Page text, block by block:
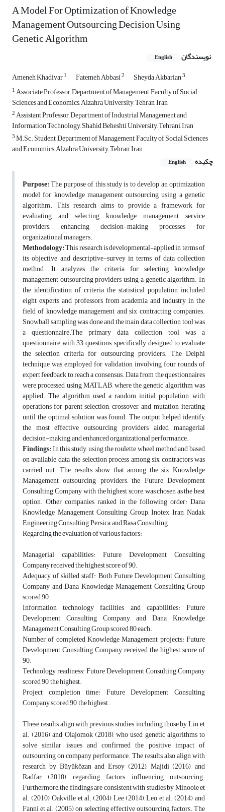
A Model For Optimization of Knowledge
Management Outsourcing Decision Using
Genetic Algorithm
نویسندگان English
Ameneh Khadivar1 Fatemeh Abbasi2 Sheyda Akbarian3
1Associate Professor, Department of Management, Faculty of Social
Sciences and Economics, Alzahra University, Tehran, Iran
2Assistant Professor, Department of Industrial Management and
Information Technology, Shahid Beheshti University, Tehrani, Iran
3M.Sc. Student, Department of Management, Faculty of Social Sciences
and Economics, Alzahra University, Tehran, Iran
چکیده
English
Purpose:The purpose of this study is to develop an optimization
model for knowledge management outsourcing using a genetic
algorithm. This research aims to provide a framework for
evaluating and selecting knowledge management service
providers, enhancing decision-making processes for
organizational managers.
Methodology:This research is developmental-applied in terms of
its objective and descriptive-survey in terms of data collection
method. It analyzes the criteria for selecting knowledge
management outsourcing providers using a genetic algorithm. In
the identification of criteria, the statistical population included
eight experts and professors from academia and industry in the
field of knowledge management and six contracting companies.
Snowball sampling was done and the main data collection tool was
a questionnaire.The primary data collection tool was a
questionnaire with 33 questions, specifically designed to evaluate
the selection criteria for outsourcing providers. The Delphi
technique was employed for validation, involving four rounds of
expert feedback to reach a consensus. Data from the questionnaires
were processed using MATLAB, where the genetic algorithm was
applied. The algorithm used a random initial population, with
operations for parent selection, crossover, and mutation, iterating
until the optimal solution was found. The output helped identify
the most effective outsourcing providers, aided managerial
decision-making, and enhanced organizational performance.
Findings:In this study, using the roulette wheel method and based
on available data, the selection process among six contractors was
carried out. The results show that among the six Knowledge
Management outsourcing providers, the Future Development
Consulting Company, with the highest score, was chosen as the best
option. Other companies ranked in the following order: Dana
Knowledge Management Consulting Group, Inotex Iran, Nadak
Engineering Consulting, Persica, and Rasa Consulting.
Regarding the evaluation of various factors:
Managerial capabilities: Future Development Consulting
Company received the highest score of 90.
Adequacy of skilled staff: Both Future Development Consulting
Company and Dana Knowledge Management Consulting Group
scored 90.
Information technology facilities and capabilities: Future
Development Consulting Company and Dana Knowledge
Management Consulting Group scored 80 each.
Number of completed Knowledge Management projects: Future
Development Consulting Company received the highest score of
90.
Technology readiness: Future Development Consulting Company
scored 90, the highest.
Project completion time: Future Development Consulting
Company scored 90, the highest.
These results align with previous studies, including those by Lin et
al. (2016) and Olajomok (2018), who used genetic algorithms to
solve similar issues and confirmed the positive impact of
outsourcing on company performance. The results also align with
research by Büyüközan and Ersoy (2012), Majidi (2016), and
Radfar (2010) regarding factors influencing outsourcing.
Furthermore, the findings are consistent with studies by Minooie et
al. (2010), Oakville et al. (2004), Lee (2014), Leo et al. (2014), and
Fanni et al. (2005) on selecting effective outsourcing factors. The